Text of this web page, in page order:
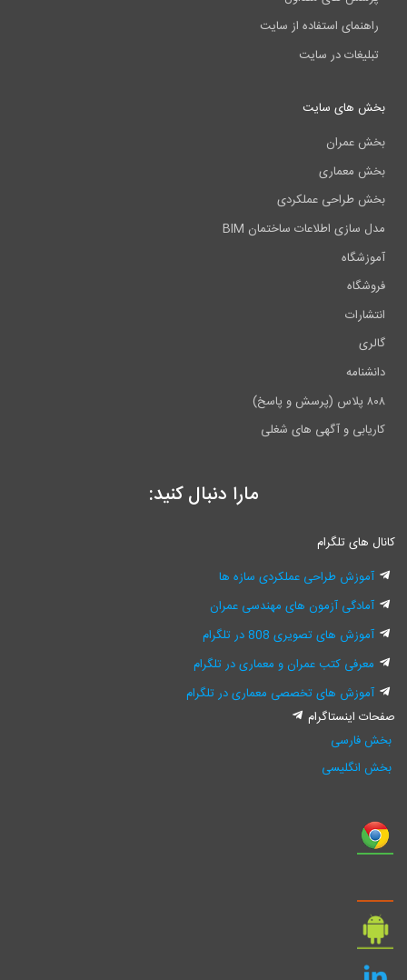
راهنمای استفاده از سایت
تبلیغات در سایت
بخش های سایت
بخش عمران
بخش معماری
بخش طراحی عملکردی
مدل سازی اطلاعات ساختمان BIM
آموزشگاه
فروشگاه
انتشارات
گالری
دانشنامه
۸۰۸ پلاس (پرسش و پاسخ)
کاریابی و آگهی های شغلی
مارا دنبال کنید:
کانال های تلگرام
آموزش طراحی عملکردی سازه ها
آمادگی آزمون های مهندسی عمران
آموزش های تصویری 808 در تلگرام
معرفی کتب عمران و معماری در تلگرام
آموزش های تخصصی معماری در تلگرام
صفحات اینستاگرام
بخش فارسی
بخش انگلیسی